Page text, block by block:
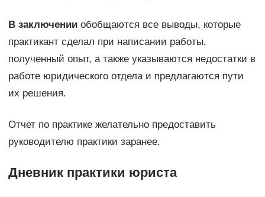
В заключенииобобщаются все выводы, которые
практикант сделал при написании работы,
полученный опыт, а также указываются недостатки в
работе юридического отдела и предлагаются пути
их решения.
Отчет по практике желательно предоставить
руководителю практики заранее.
Дневник практики юриста